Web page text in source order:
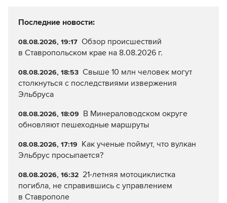
Последние новости:
08.08.2026, 19:17 Обзор происшествий
в Ставропольском крае на 8.08.2026 г.
08.08.2026, 18:53 Свыше 10 млн человек могут
столкнуться с последствиями извержения
Эльбруса
08.08.2026, 18:09 В Минераловодском округе
обновляют пешеходные маршруты
08.08.2026, 17:19 Как ученые поймут, что вулкан
Эльбрус просыпается?
08.08.2026, 16:32 21-летняя мотоциклистка
погибла, не справившись с управлением
в Ставрополе